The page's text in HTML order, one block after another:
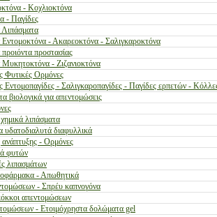
- Κοχλιοκτόνα
- Παγίδες
Λιπάσματα
Εντομοκτόνα - Ακαρεοκτόνα - Σαλιγκαροκτόνα
προστασίας
Μυκητοκτόνα - Ζιζανιοκτόνα
Φυτικές Ορμόνες
Εντομοπαγίδες - Σαλιγκαροπαγίδες - Παγίδες ερπετών -
βιολογικά για απεντομώσεις
λιπάσματα
υδατοδιαλυτά διαφυλλικά
ανάπτυξης - Ορμόνες
φυτών
λιπασμάτων
- Απωθητικά
- Σπρέυ καπνογόνα
απεντομώσεων
- Ετοιμόχρηστα δολώματα gel